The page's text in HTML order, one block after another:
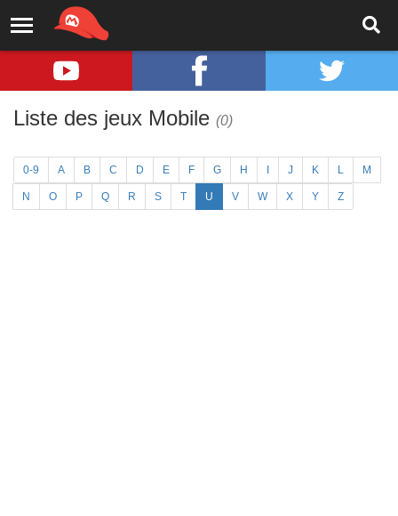
Liste des jeux Mobile (0)
0-9 A B C D E F G H J K L M
N O P Q R S T U V W X Y Z